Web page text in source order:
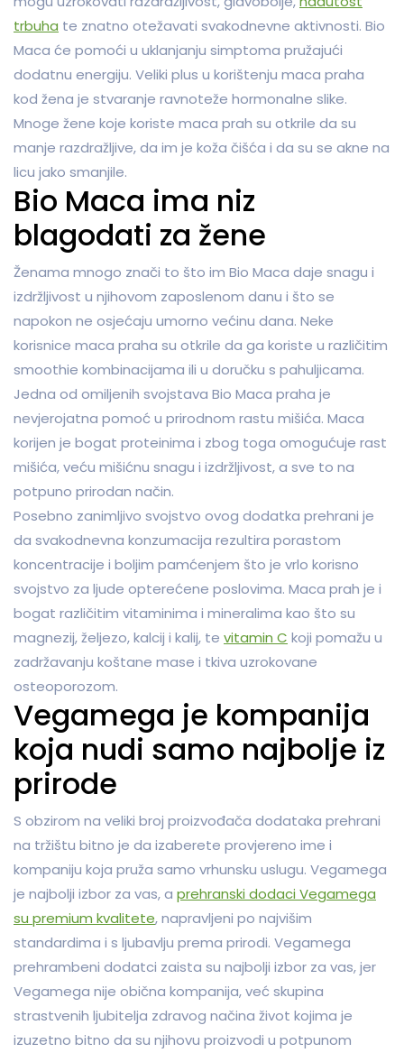
trbuha te znatno otežavati svakodnevne aktivnosti. Bio
Maca će pomoći u uklanjanju simptoma pružajući
dodatnu energiju. Veliki plus u korištenju maca praha
kod žena je stvaranje ravnoteže hormonalne slike.
Mnoge žene koje koriste maca prah su otkrile da su
manje razdražljive, da im je koža čišća i da su se akne na
licu jako smanjile.
Bio Maca ima niz
blagodati za žene
Ženama mnogo znači to što im Bio Maca daje snagu i
izdržljivost u njihovom zaposlenom danu i što se
napokon ne osjećaju umorno većinu dana. Neke
korisnice maca praha su otkrile da ga koriste u različitim
smoothie kombinacijama ili u doručku s pahuljicama.
Jedna od omiljenih svojstava Bio Maca praha je
nevjerojatna pomoć u prirodnom rastu mišića. Maca
korijen je bogat proteinima i zbog toga omogućuje rast
mišića, veću mišićnu snagu i izdržljivost, a sve to na
potpuno prirodan način.
Posebno zanimljivo svojstvo ovog dodatka prehrani je
da svakodnevna konzumacija rezultira porastom
koncentracije i boljim pamćenjem što je vrlo korisno
svojstvo za ljude opterećene poslovima. Maca prah je i
bogat različitim vitaminima i mineralima kao što su
magnezij, željezo, kalcij i kalij, te vitamin C koji pomažu u
zadržavanju koštane mase i tkiva uzrokovane
osteoporozom.
Vegamega je kompanija
koja nudi samo najbolje iz
prirode
S obzirom na veliki broj proizvođača dodataka prehrani
na tržištu bitno je da izaberete provjereno ime i
kompaniju koja pruža samo vrhunsku uslugu. Vegamega
je najbolji izbor za vas, a prehranski dodaci Vegamega
su premium kvalitete, napravljeni po najvišim
standardima i s ljubavlju prema prirodi. Vegamega
prehrambeni dodatci zaista su najbolji izbor za vas, jer
Vegamega nije obična kompanija, već skupina
strastvenih ljubitelja zdravog načina život kojima je
izuzetno bitno da su njihovu proizvodi u potpunom